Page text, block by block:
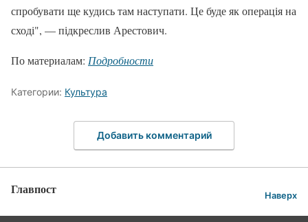
спробувати ще кудись там наступати. Це буде як операція на
сході", — підкреслив Арестович.
По материалам: Подробности
Категории: Культура
Добавить комментарий
Главпост Наверх